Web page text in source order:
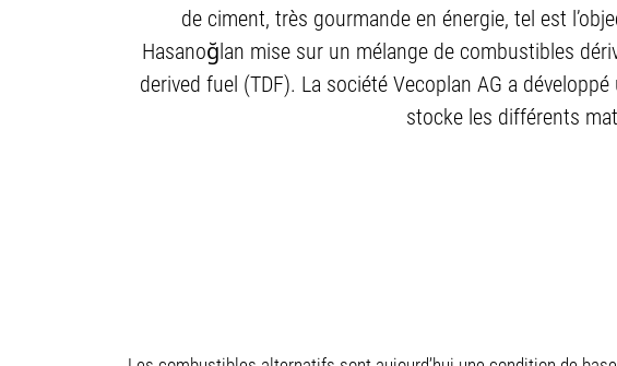
de ciment, très gourmande en énergie, tel est
Hasanoğlan mise sur un mélange de combustibles
derived fuel (TDF). La société Vecoplan AG a
stocke les différents